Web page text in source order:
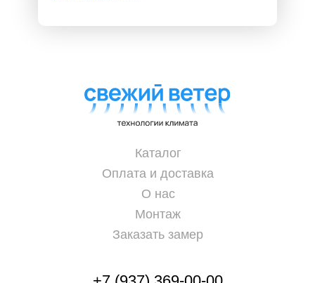
Каталог
Оплата и доставка
О нас
Монтаж
Заказать замер